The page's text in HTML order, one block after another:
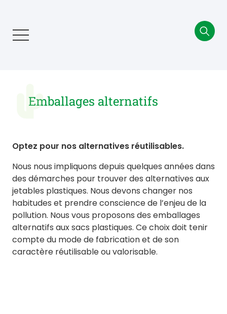
principalEmballages alternatifs
Optez pour nos alternatives réutilisables.
Nous nous impliquons depuis quelques années dans
des démarches pour trouver des alternatives aux
jetables plastiques. Nous devons changer nos
habitudes et prendre conscience de l’enjeu de la
pollution. Nous vous proposons des emballages
alternatifs aux sacs plastiques. Ce choix doit tenir
compte du mode de fabrication et de son
caractère réutilisable ou valorisable.